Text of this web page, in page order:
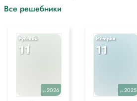
Все решебники
Русский
11
уч.2026
История
11
уч.2025